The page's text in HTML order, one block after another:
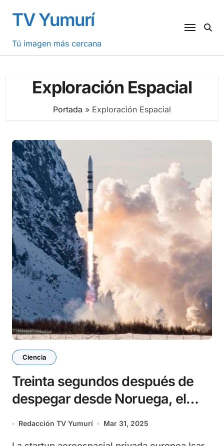
contenido
TV Yumurí
Tú imagen más cercana
Exploración Espacial
Portada » Exploración Espacial
Ciencia
Treinta segundos después de
despegar desde Noruega, el
cohete alemán Spectrum pierde
Redacción TV Yumurí Mar 31, 2025